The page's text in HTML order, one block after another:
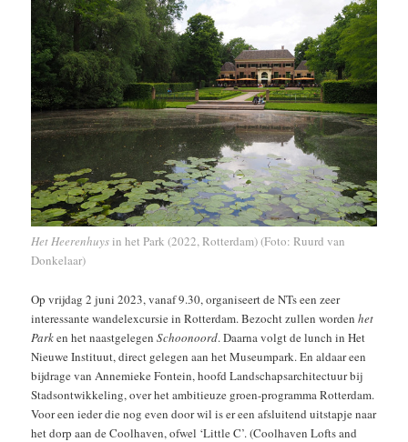
Het Heerenhuysin het Park (2022, Rotterdam) (Foto: Ruurd van
Donkelaar)
Op vrijdag 2 juni 2023, vanaf 9.30, organiseert de NTs een zeer
interessante wandelexcursie in Rotterdam. Bezocht zullen wordenhet
Parken het naastgelegenSchoonoord. Daarna volgt de lunch in Het
Nieuwe Instituut, direct gelegen aan het Museumpark. En aldaar een
bijdrage van Annemieke Fontein, hoofd Landschapsarchitectuur bij
Stadsontwikkeling, over het ambitieuze groen-programma Rotterdam.
Voor een ieder die nog even door wil is er een afsluitend uitstapje naar
het dorp aan de Coolhaven, ofwel ‘Little C’. (Coolhaven Lofts and